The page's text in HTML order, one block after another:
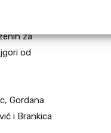
za
od
Gordana
i Brankica